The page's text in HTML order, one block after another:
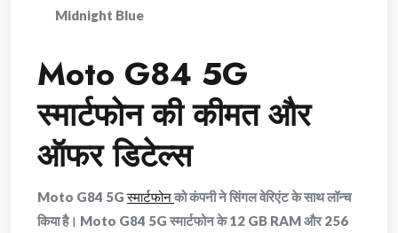
Midnight Blue
Moto G84 5G
स्मार्टफोन की कीमत और
ऑफर डिटेल्स
Moto G84 5Gस्मार्टफोनको कंपनी ने सिंगल वेरिएंट के साथ लॉन्च
किया है। Moto G84 5G स्मार्टफोन के 12 GB RAM और 256